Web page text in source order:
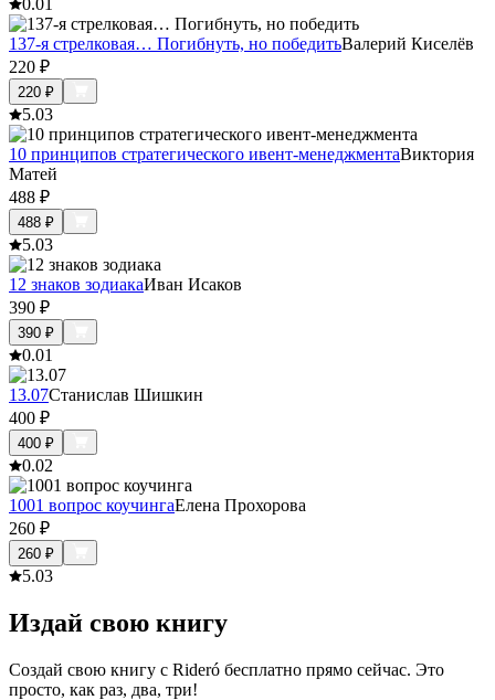
137-я стрелковая… Погибнуть, но победитьВалерий Киселёв
220 ₽
220 ₽
5.03
10 принципов стратегического ивент-менеджментаВиктория
Матей
488 ₽
488 ₽
5.03
12 знаков зодиакаИван Исаков
390 ₽
390 ₽
0.01
13.07Станислав Шишкин
400 ₽
400 ₽
0.02
1001 вопрос коучингаЕлена Прохорова
260 ₽
260 ₽
5.03
Издай свою книгу
Создай свою книгу с Rideró бесплатно прямо сейчас. Это
просто, как раз, два, три!